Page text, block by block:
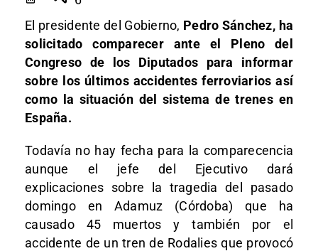
El presidente del Gobierno, Pedro Sánchez, ha
solicitado comparecer ante el Pleno del
Congreso de los Diputados para informar
sobre los últimos accidentes ferroviarios así
como la situación del sistema de trenes en
España.
Todavía no hay fecha para la comparecencia
aunque el jefe del Ejecutivo dará
explicaciones sobre la tragedia del pasado
domingo en Adamuz (Córdoba) que ha
causado 45 muertos y también por el
accidente de un tren de Rodalies que provocó